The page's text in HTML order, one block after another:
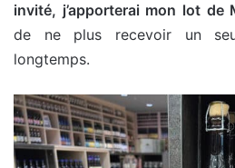
invité, j’apporterai mon lot de
de ne plus recevoir un
longtemps.